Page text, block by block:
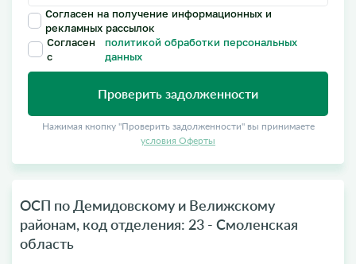
Согласен на получение информационных и
рекламных рассылок
Согласен
с
политикой обработки персональных
данных
Проверить задолженности
Нажимая кнопку "Проверить задолженности" вы принимаете
условия Оферты
ОСП по Демидовскому и Велижскому
районам, код отделения: 23 - Смоленская
область